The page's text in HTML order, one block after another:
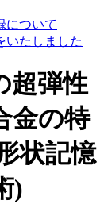
について
いたしました
超弾性
金の特
状記憶
)